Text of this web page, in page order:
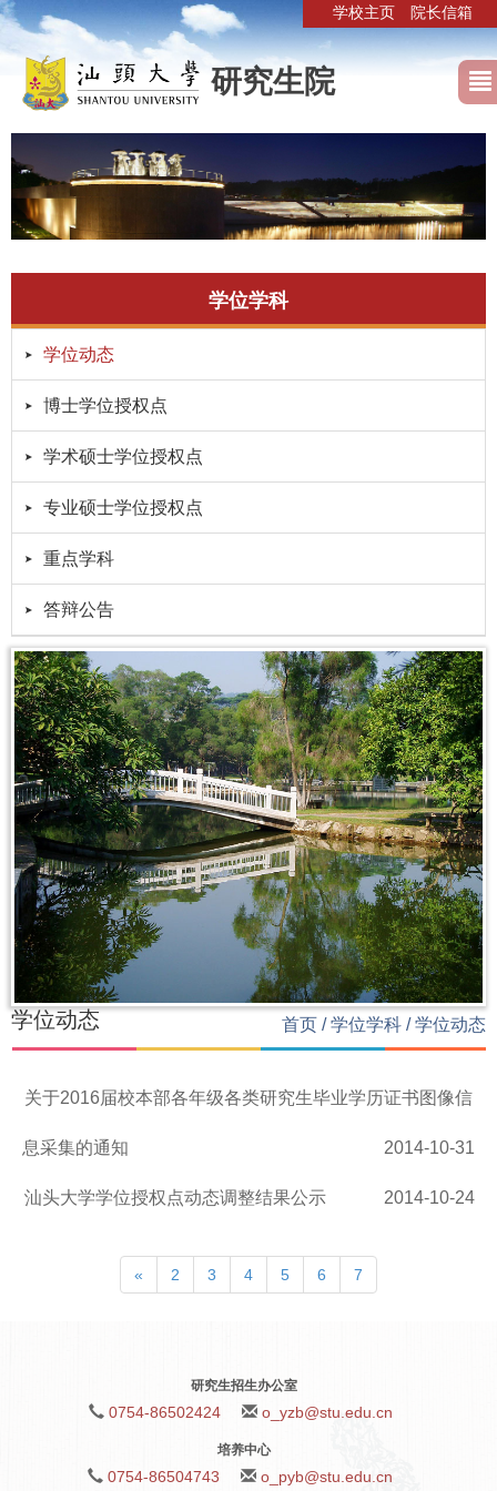
学校主页 院长信箱
研究生院
学位学科
学位动态
博士学位授权点
学术硕士学位授权点
专业硕士学位授权点
重点学科
答辩公告
学位动态 首页 /学位学科 /学位动态
关于2016届校本部各年级各类研究生毕业学历证书图像信
息采集的通知 2014-10-31
汕头大学学位授权点动态调整结果公示 2014-10-24
« 2 3 4 5 6 7
研究生招生办公室
0754-86502424 o_yzb@stu.edu.cn
培养中心
0754-86504743 o_pyb@stu.edu.cn